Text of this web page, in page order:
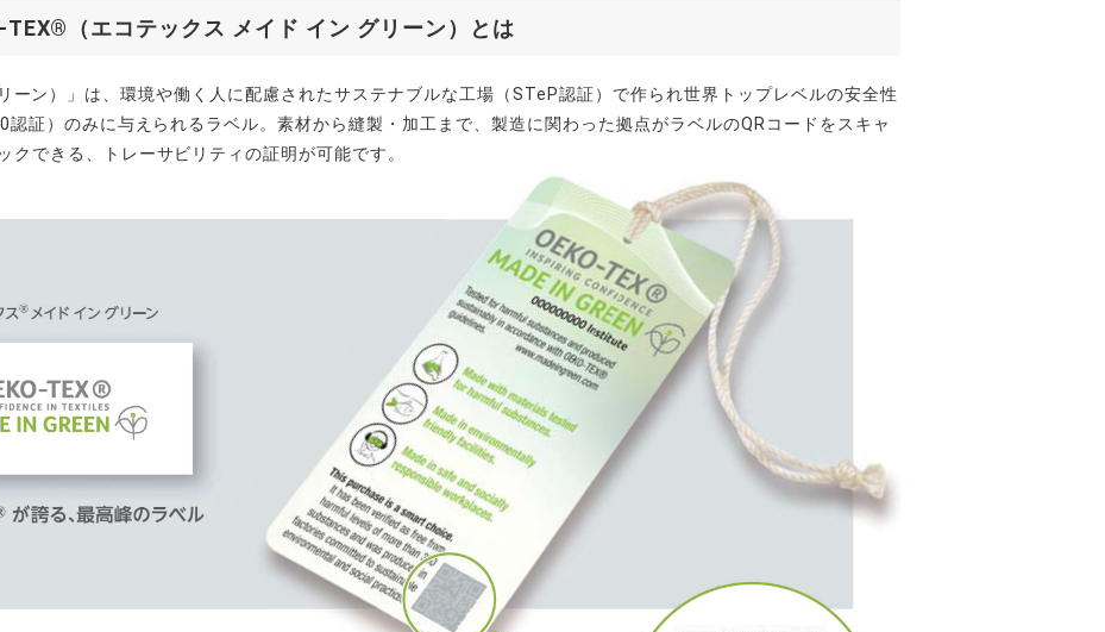
TEX®（エコテックス メイド イン グリーン）とは
リーン）」は、環境や働く人に配慮されたサステナブルな工場（STeP認証）で作られ世界トップレベルの安全性
証）のみに与えられるラベル。素材から縫製・加工まで、製造に関わった拠点がラベルのQRコードをスキャ
クできる、トレーサビリティの証明が可能です。